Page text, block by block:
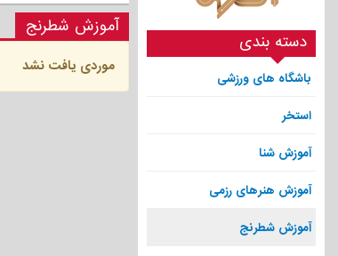
دسته بندی
باشگاه های ورزشی
استخر
آموزش شنا
آموزش هنرهای رزمی
آموزش شطرنج
آموزش شطرنج
موردی یافت نشد